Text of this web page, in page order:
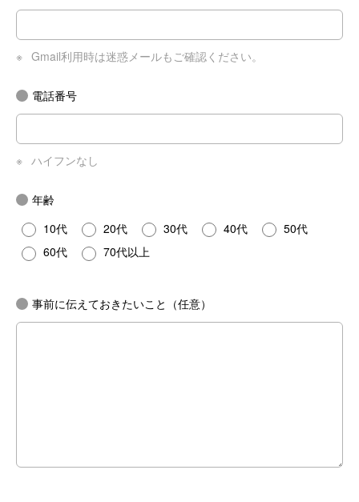
※ Gmail利用時は迷惑メールもご確認ください。
電話番号
※ ハイフンなし
年齢
10代
20代 30代 40代
50代
60代
70代以上
事前に伝えておきたいこと（任意）